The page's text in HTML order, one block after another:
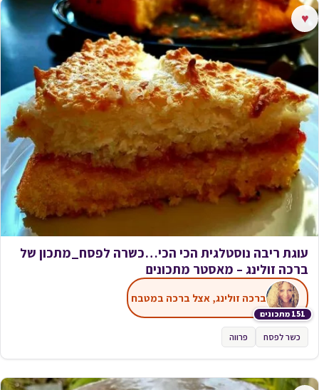
♥
עוגת ריבה נוסטלגית הכי הכי…כשרה לפסח_מתכון של
ברכה זולינג – מאסטר מתכונים
151 מתכונים
ברכה זולינג, אצל ברכה במטבח
כשר לפסח פרווה